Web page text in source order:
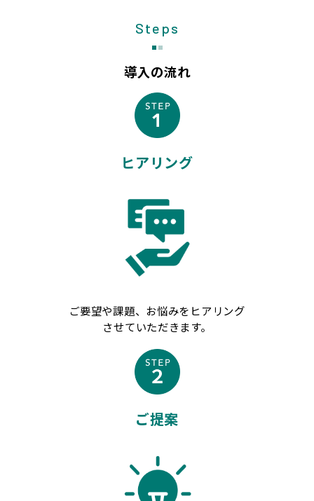
Steps
導入の流れ
ヒアリング
ご要望や課題、お悩みをヒアリング
させていただきます。
ご提案